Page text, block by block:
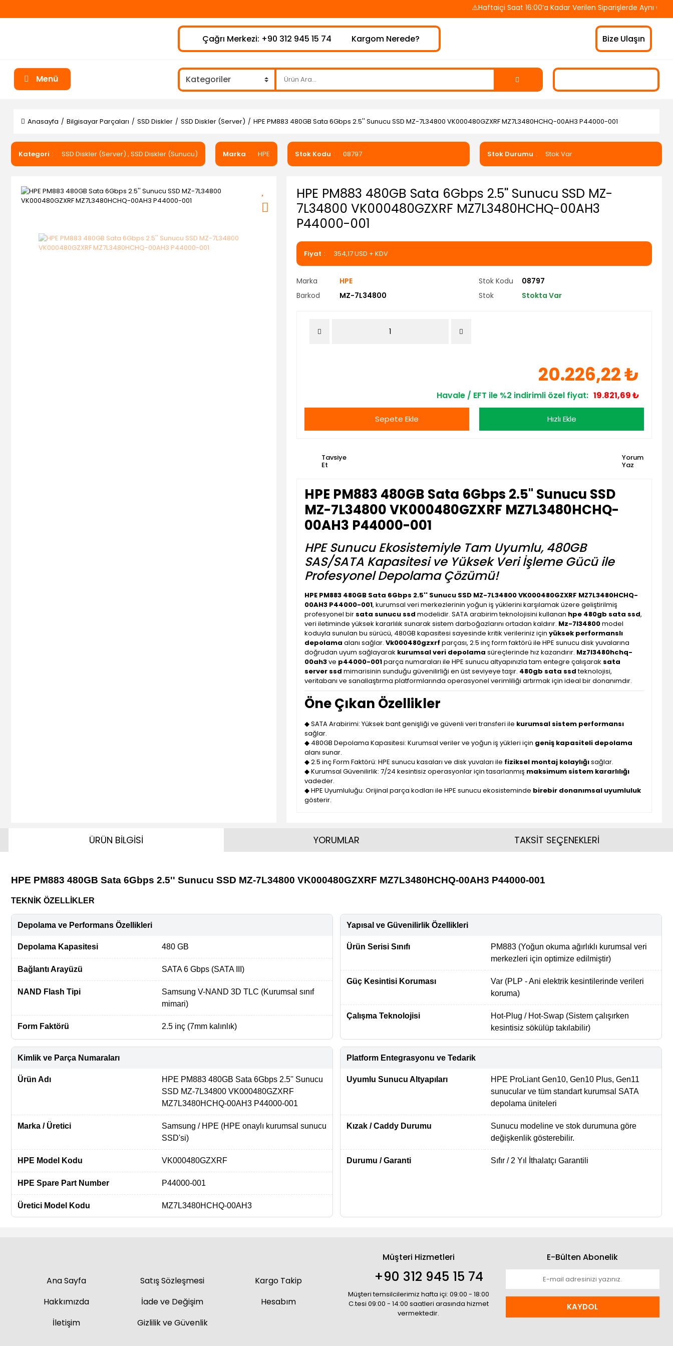
⚠️Haftaiçi Saat 16:00’a Kadar Verilen Siparişlerde Aynı Gün
Çağrı Merkezi: +90 312 945 15 74 Kargom Nerede? Bize Ulaşın
Menü
Anasayfa Bilgisayar Parçaları SSD Diskler SSD Diskler (Server) HPE PM883 480GB Sata 6Gbps 2.5'' Sunucu SSD MZ-7L34800 VK000480GZXRF MZ7L3480HCHQ-00AH3 P44000-001
Kategori SSD Diskler (Server) , SSD Diskler (Sunucu) Marka HPE Stok Kodu 08797 Stok Durumu Stok Var
HPE PM883 480GB Sata 6Gbps 2.5'' Sunucu SSD MZ-
7L34800 VK000480GZXRF MZ7L3480HCHQ-00AH3
P44000-001
Fiyat 354,17 USD + KDV
Marka HPE Stok Kodu
08797
Barkod
MZ-7L34800 Stok Stokta Var
20.226,22 ₺
Havale / EFT ile %2 indirimli özel fiyat: 19.821,69 ₺
Sepete Ekle Hızlı Ekle
Tavsiye
Et
Yorum
Yaz
HPE PM883 480GB Sata 6Gbps 2.5'' Sunucu SSD
MZ-7L34800 VK000480GZXRF MZ7L3480HCHQ-
00AH3 P44000-001
HPE Sunucu Ekosistemiyle Tam Uyumlu, 480GB
SAS/SATA Kapasitesi ve Yüksek Veri İşleme Gücü ile
Profesyonel Depolama Çözümü!
HPE PM883 480GB Sata 6Gbps 2.5'' Sunucu SSD MZ-7L34800 VK000480GZXRF MZ7L3480HCHQ-
00AH3 P44000-001, kurumsal veri merkezlerinin yoğun iş yüklerini karşılamak üzere geliştirilmiş
profesyonel bir sata sunucu ssd modelidir. SATA arabirim teknolojisini kullanan hpe 480gb sata ssd,
veri iletiminde yüksek kararlılık sunarak sistem darboğazlarını ortadan kaldırır. Mz-7l34800model
koduyla sunulan bu sürücü, 480GB kapasitesi sayesinde kritik verileriniz için yüksek performanslı
depolama alanı sağlar. Vk000480gzxrf parçası, 2.5 inç form faktörü ile HPE sunucu disk yuvalarına
doğrudan uyum sağlayarak kurumsal veri depolama süreçlerinde hız kazandırır. Mz7l3480hchq-
00ah3ve p44000-001parça numaraları ile HPE sunucu altyapınızla tam entegre çalışarak sata
server ssd mimarisinin sunduğu güvenilirliği en üst seviyeye taşır. 480gb sata ssdteknolojisi,
veritabanı ve sanallaştırma platformlarında operasyonel verimliliği artırmak için ideal bir donanımdır.
Öne Çıkan Özellikler
◆ SATA Arabirimi: Yüksek bant genişliği ve güvenli veri transferi ile kurumsal sistem performansı
sağlar.
◆ 480GB Depolama Kapasitesi: Kurumsal veriler ve yoğun iş yükleri için geniş kapasiteli depolama
alanı sunar.
◆ 2.5 inç Form Faktörü: HPE sunucu kasaları ve disk yuvaları ile fiziksel montaj kolaylığısağlar.
◆ Kurumsal Güvenilirlik: 7/24 kesintisiz operasyonlar için tasarlanmış maksimum sistem kararlılığı
vadeder.
◆ HPE Uyumluluğu: Orijinal parça kodları ile HPE sunucu ekosisteminde birebir donanımsal uyumluluk
gösterir.
ÜRÜN BİLGİSİ
HPE PM883 480GB Sata 6Gbps 2.5'' Sunucu SSD MZ-7L34800 VK000480GZXRF MZ7L3480HCHQ-00AH3 P44000-001
TEKNİK ÖZELLİKLER
Depolama ve Performans Özellikleri
Depolama Kapasitesi 480 GB
Bağlantı Arayüzü SATA 6 Gbps (SATA III)
NAND Flash Tipi
Samsung V-NAND 3D TLC (Kurumsal sınıf
mimari)
Form Faktörü 2.5 inç (7mm kalınlık)
Yapısal ve Güvenilirlik Özellikleri
Ürün Serisi Sınıfı
PM883 (Yoğun okuma ağırlıklı kurumsal veri
merkezleri için optimize edilmiştir)
Güç Kesintisi Koruması
Var (PLP - Ani elektrik kesintilerinde verileri
koruma)
Çalışma Teknolojisi
Hot-Plug / Hot-Swap (Sistem çalışırken
kesintisiz sökülüp takılabilir)
Kimlik ve Parça Numaraları
Ürün Adı
HPE PM883 480GB Sata 6Gbps 2.5'' Sunucu
SSD MZ-7L34800 VK000480GZXRF
MZ7L3480HCHQ-00AH3 P44000-001
Marka / Üretici
Samsung / HPE (HPE onaylı kurumsal sunucu
SSD'si)
HPE Model Kodu VK000480GZXRF
HPE Spare Part Number P44000-001
Üretici Model Kodu MZ7L3480HCHQ-00AH3
Platform Entegrasyonu ve Tedarik
Uyumlu Sunucu Altyapıları
HPE ProLiant Gen10, Gen10 Plus, Gen11
sunucular ve tüm standart kurumsal SATA
depolama üniteleri
Kızak / Caddy Durumu
Sunucu modeline ve stok durumuna göre
değişkenlik gösterebilir.
Durumu / Garanti Sıfır / 2 Yıl İthalatçı Garantili
YORUMLAR TAKSİT SEÇENEKLERİ
Ana Sayfa
Hakkımızda
İletişim
Satış Sözleşmesi
İade ve Değişim
Gizlilik ve Güvenlik
Kargo Takip
Hesabım
Müşteri Hizmetleri
+90 312 945 15 74
Müşteri temsilcilerimiz hafta içi: 09:00 - 18:00
C.tesi 09:00 - 14:00 saatleri arasında hizmet
vermektedir.
E-Bülten Abonelik
KAYDOL